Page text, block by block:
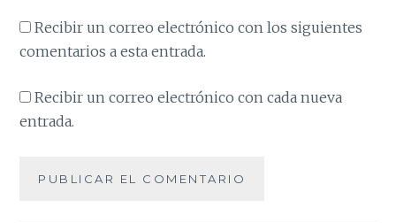
Recibir un correo electrónico con los siguientes
comentarios a esta entrada.
Recibir un correo electrónico con cada nueva
entrada.